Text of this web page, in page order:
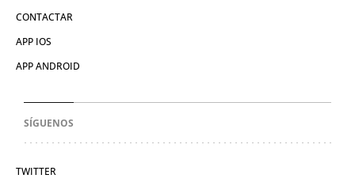
CONTACTAR
APP IOS
APP ANDROID
SÍGUENOS
TWITTER